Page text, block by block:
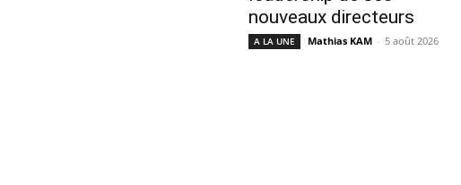
nouveaux directeurs
A LA UNE Mathias KAM - 5 août 2026